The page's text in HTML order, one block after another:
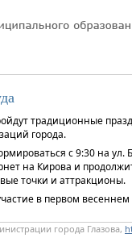
традиционные
города.
с 9:30 на ул.
на Кирова и
точки и аттракционы.
в первом
города Глазова,